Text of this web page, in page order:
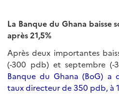
La Banque du Ghana baisse
après 21,5%
Après deux importantes
(-300 pdb) et septembre (-
Banque du Ghana (BoG) a
taux directeur de 350 pdb, à